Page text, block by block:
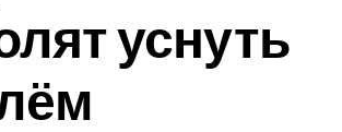
уснуть